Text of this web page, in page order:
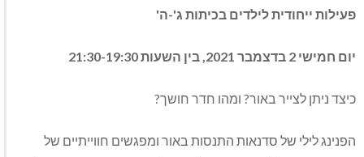
פעילות ייחודית לילדים בכיתות ג'-ה'
יום חמישי 2 בדצמבר 2021, בין השעות 21:30-19:30
כיצד ניתן לצייר באור? ומהו חדר חושך?
הפנינג לילי של סדנאות התנסות באור ומפגשים חווייתיים של